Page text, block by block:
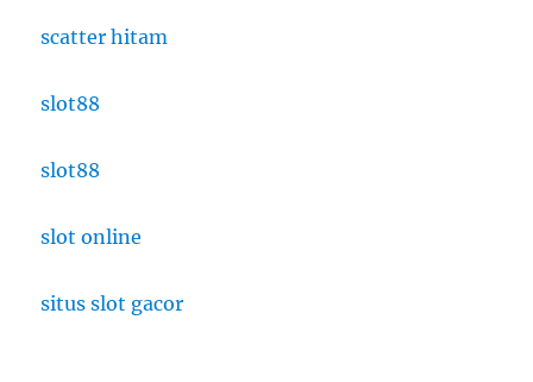
scatter hitam
slot88
slot88
slot online
situs slot gacor